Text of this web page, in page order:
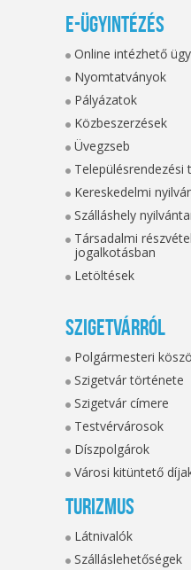
E-ügyintézés
Online intézhető
Nyomtatványok
Pályázatok
Közbeszerzések
Üvegzseb
Településrendezési
Kereskedelmi
Szálláshely
Társadalmi
jogalkotásban
Letöltések
Szigetvárról
Polgármesteri
Szigetvár története
Szigetvár címere
Testvérvárosok
Díszpolgárok
Városi kitüntető
Turizmus
Látnivalók
Szálláslehetőségek